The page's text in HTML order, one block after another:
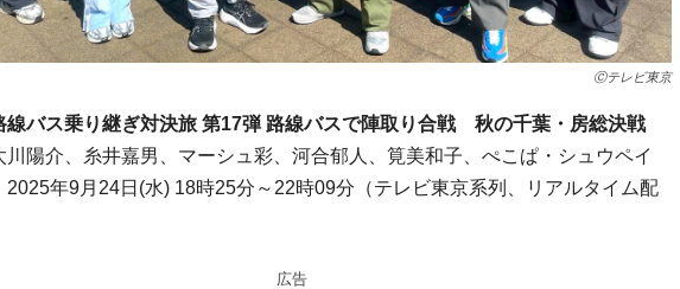
Ⓒテレビ東京
線バス乗り継ぎ対決旅 第17弾 路線バスで陣取り合戦 秋の千葉・房総決戦
川陽介、糸井嘉男、マーシュ彩、河合郁人、筧美和子、ぺこぱ・シュウペイ
2025年9月24日(水) 18時25分～22時09分（テレビ東京系列、リアルタイム配
広告